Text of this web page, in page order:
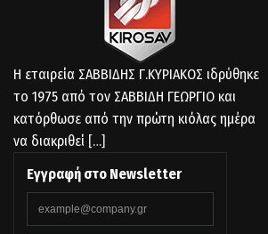
Η εταιρεία ΣΑΒΒΙΔΗΣ Γ.ΚΥΡΙΑΚΟΣ ιδρύθηκε
το 1975 από τον ΣΑΒΒΙΔΗ ΓΕΩΡΓΙΟ και
κατόρθωσε από την πρώτη κιόλας ημέρα
να διακριθεί […]
Εγγραφή στο Newsletter